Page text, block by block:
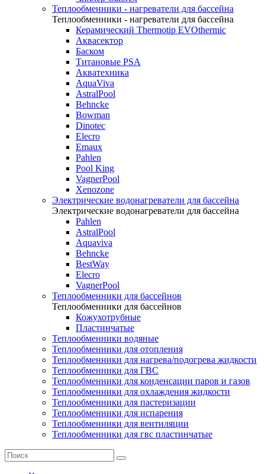
Теплообменники - нагреватели для бассейна
Теплообменники - нагреватели для бассейна
Керамический Thermotip EVOthermic
Аквасектор
Баском
Титановые PSA
Акватехника
AquaViva
AstralPool
Behncke
Bowman
Dinotec
Elecro
Emaux
Pahlen
Pool King
VagnerPool
Xenozone
Электрические водонагреватели для бассейна
Электрические водонагреватели для бассейна
Pahlen
AstralPool
Aquaviva
Behncke
BestWay
Elecro
VagnerPool
Теплообменники для бассейнов
Теплообменники для бассейнов
Кожухотрубные
Пластинчатые
Теплообменники водяные
Теплообменники для отопления
Теплообменники для нагрева/подогрева жидкости
Теплообменники для ГВС
Теплообменники для конденсации паров и газов
Теплообменники для охлаждения жидкости
Теплообменники для пастеризации
Теплообменники для испарения
Теплообменники для вентиляции
Теплообменники для гвс пластинчатые